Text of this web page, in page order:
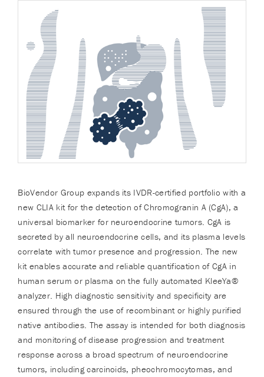
BioVendor Group expands its IVDR-certified portfolio with a
new CLIA kit for the detection of Chromogranin A (CgA), a
universal biomarker for neuroendocrine tumors. CgA is
secreted by all neuroendocrine cells, and its plasma levels
correlate with tumor presence and progression. The new
kit enables accurate and reliable quantification of CgA in
human serum or plasma on the fully automated KleeYa®
analyzer. High diagnostic sensitivity and specificity are
ensured through the use of recombinant or highly purified
native antibodies. The assay is intended for both diagnosis
and monitoring of disease progression and treatment
response across a broad spectrum of neuroendocrine
tumors, including carcinoids, pheochromocytomas, and